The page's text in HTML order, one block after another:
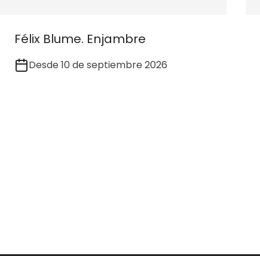
Félix Blume. Enjambre
Desde 10 de septiembre 2026